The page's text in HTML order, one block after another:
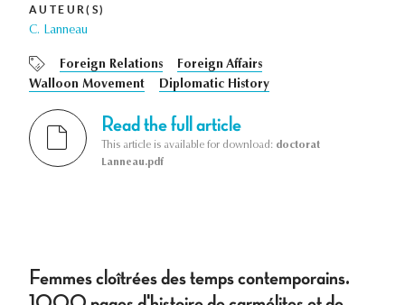
AUTEUR(S)
C. Lanneau
Foreign Relations
Foreign Affairs
Walloon Movement
Diplomatic History
Read the full article
This article is available for download: doctorat
Lanneau.pdf
Femmes cloîtrées des temps contemporains.